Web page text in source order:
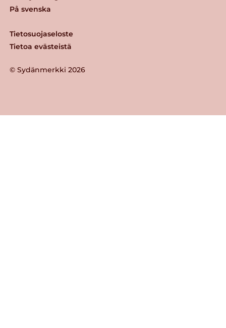
© Sydänmerkki 2026
Tietosuojaseloste
Tietoa evästeistä
På svenska